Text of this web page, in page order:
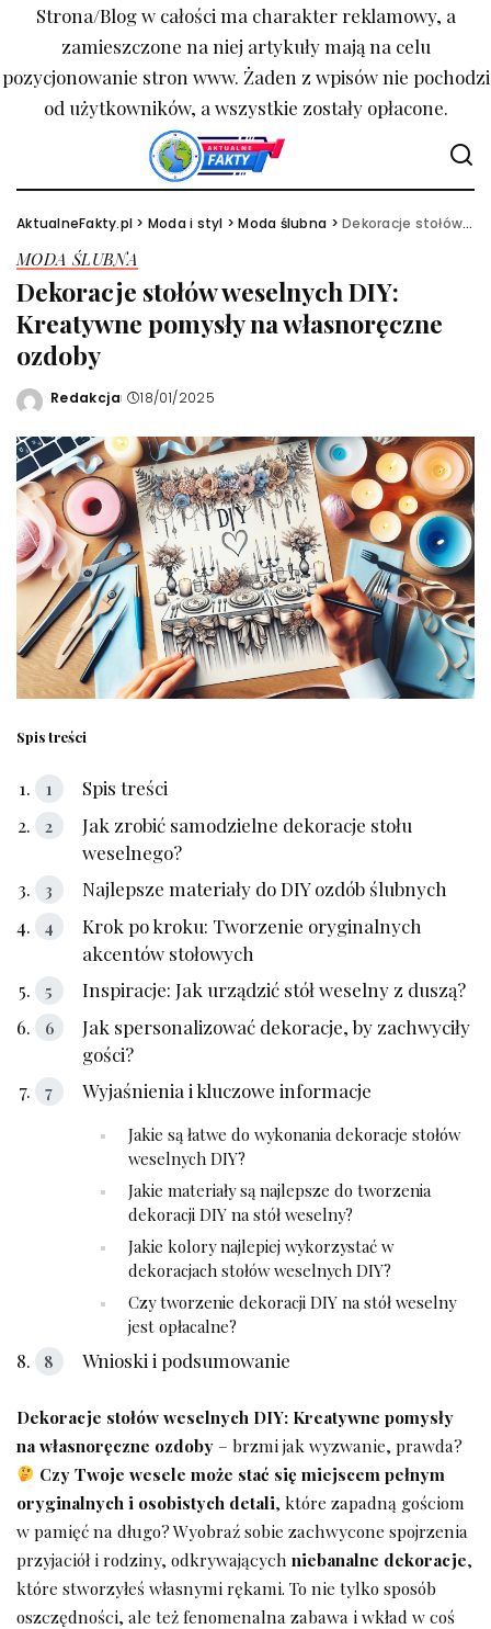
Strona/Blog w całości ma charakter reklamowy, a
zamieszczone na niej artykuły mają na celu
pozycjonowanie stron www. Żaden z wpisów nie pochodzi
od użytkowników, a wszystkie zostały opłacone.
AktualneFakty.pl > Moda i styl >Moda ślubna >Dekoracje stołów weselnych DIY: Kreatywne pomysły na własnoręczne ozdoby
MODA ŚLUBNA
Dekoracje stołów weselnych DIY:
Kreatywne pomysły na własnoręczne
ozdoby
Wysłany
Redakcja 18/01/2025
Spis treści
Spis treści
Jak zrobić samodzielne dekoracje stołu
⁢weselnego?
Najlepsze materiały do DIY ozdób ślubnych
Krok​ po kroku: Tworzenie oryginalnych
akcentów stołowych
Inspiracje: Jak urządzić stół weselny z duszą?
Jak spersonalizować dekoracje,⁤ by zachwyciły
gości?
Wyjaśnienia i kluczowe informacje
Jakie są łatwe do wykonania dekoracje stołów
weselnych DIY?
Jakie‍ materiały są ⁢najlepsze do tworzenia
dekoracji ‌DIY na stół weselny?
Jakie kolory najlepiej wykorzystać w‍
dekoracjach stołów weselnych DIY?
Czy tworzenie⁣ dekoracji DIY‍ na stół ​weselny
jest opłacalne?
Wnioski i podsumowanie
Dekoracje ​stołów weselnych DIY: Kreatywne pomysły
na własnoręczne​ ozdoby – ‍brzmi jak wyzwanie,‍ prawda?
Czy Twoje ⁢wesele może stać się ⁣miejscem ​pełnym
oryginalnych i‍ osobistych detali, które zapadną gościom
w pamięć na długo? Wyobraź ⁣sobie zachwycone ⁢spojrzenia
przyjaciół​ i rodziny, odkrywających niebanalne dekoracje,
które‍ stworzyłeś własnymi rękami. To nie tylko sposób
oszczędności, ale też fenomenalna ⁤zabawa i wkład w coś